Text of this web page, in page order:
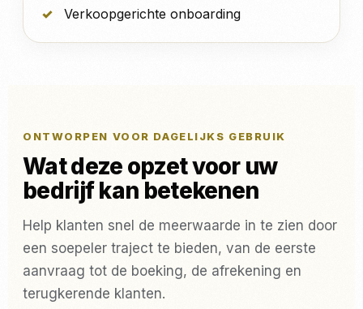
Verkoopgerichte onboarding
ONTWORPEN VOOR DAGELIJKS GEBRUIK
Wat deze opzet voor uw
bedrijf kan betekenen
Help klanten snel de meerwaarde in te zien door
een soepeler traject te bieden, van de eerste
aanvraag tot de boeking, de afrekening en
terugkerende klanten.